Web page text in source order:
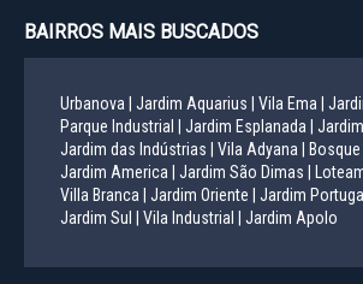
BAIRROS MAIS BUSCADOS
Urbanova | Jardim Aquarius | Vila Ema |
Parque Industrial |
Jardim Esplanada |
Jardim das Indústrias |
Vila Adyana |
Jardim America |
Jardim São Dimas |
Villa Branca |
Jardim Oriente | Jardim Portugal
Jardim Sul |
Vila Industrial | Jardim Apolo